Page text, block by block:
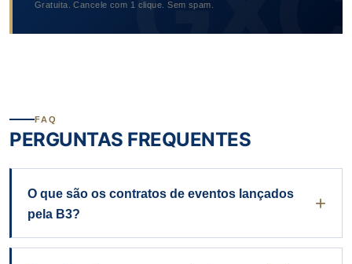
Gratuita. Cancele com 1 clique. Sem spam.
FAQ
PERGUNTAS FREQUENTES
O que são os contratos de eventos lançados
pela B3?